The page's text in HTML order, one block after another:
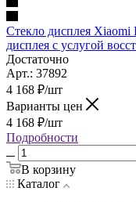
Стекло дисплея Xiaomi
дисплея с услугой
Достаточно
Арт.: 37892
4 168 ₽/шт
Варианты цен
4 168 ₽/шт
Подробности
В корзину
Каталог